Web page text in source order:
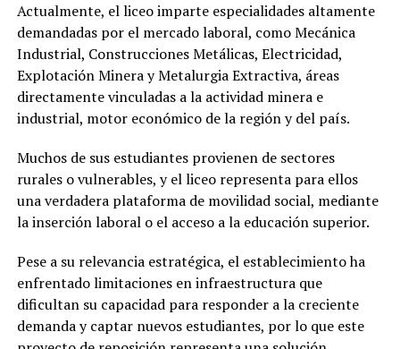
Actualmente, el liceo imparte especialidades altamente
demandadas por el mercado laboral, como Mecánica
Industrial, Construcciones Metálicas, Electricidad,
Explotación Minera y Metalurgia Extractiva, áreas
directamente vinculadas a la actividad minera e
industrial, motor económico de la región y del país.
Muchos de sus estudiantes provienen de sectores
rurales o vulnerables, y el liceo representa para ellos
una verdadera plataforma de movilidad social, mediante
la inserción laboral o el acceso a la educación superior.
Pese a su relevancia estratégica, el establecimiento ha
enfrentado limitaciones en infraestructura que
dificultan su capacidad para responder a la creciente
demanda y captar nuevos estudiantes, por lo que este